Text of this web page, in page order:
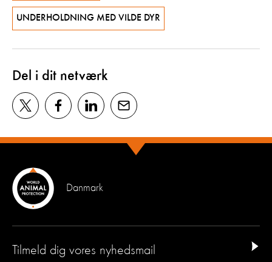
UNDERHOLDNING MED VILDE DYR
Del i dit netværk
Danmark
Tilmeld dig vores nyhedsmail